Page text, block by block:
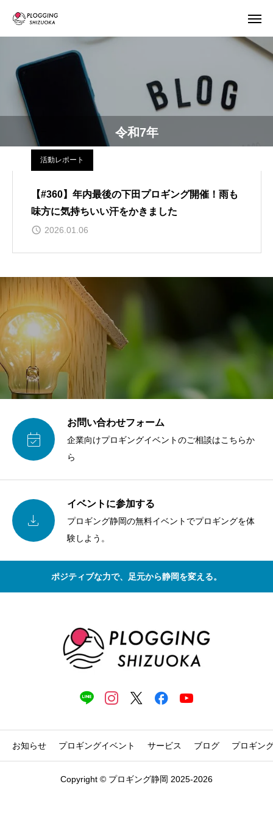
令和7年
活動レポート
【#360】年内最後の下田プロギング開催！雨も
味方に気持ちいい汗をかきました
2026.01.06

お問い合わせフォーム
企業向けプロギングイベントのご相談はこちらか
ら

イベントに参加する
プロギング静岡の無料イベントでプロギングを体
験しよう。
ポジティブな力で、足元から静岡を変える。
お知らせ プロギングイベント サービス ブログ プロギン
Copyright © プロギング静岡 2025-2026